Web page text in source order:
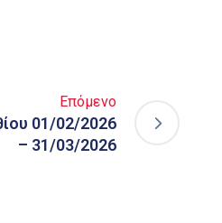
Επόμενο
01/02/2026
– 31/03/2026